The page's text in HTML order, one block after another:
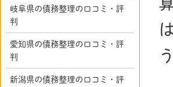
岐阜県の債務整理の口コミ・評
判
愛知県の債務整理の口コミ・評
判
新潟県の債務整理の口コミ・評